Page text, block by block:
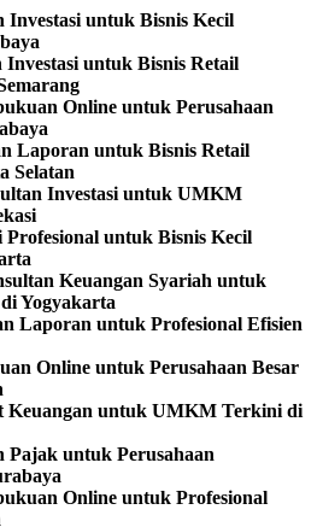
Investasi untuk Bisnis Kecil
untuk Bisnis Retail
Online untuk Perusahaan
Laporan untuk Bisnis Retail
Selatan
Investasi untuk UMKM
untuk Bisnis Kecil
Keuangan Syariah untuk
Yogyakarta
Laporan untuk Profesional Efisien
Online untuk Perusahaan Besar
Keuangan untuk UMKM Terkini di
Pajak untuk Perusahaan
Online untuk Profesional